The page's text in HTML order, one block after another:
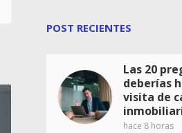
POST RECIENTES
Las 20
deberías
visita de
hace 8 horas